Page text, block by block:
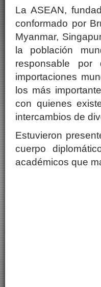
La ASEAN,
conformado por
Myanmar,
la población
responsable
importaciones
los más
con quienes
intercambios de
Estuvieron
cuerpo
académicos que